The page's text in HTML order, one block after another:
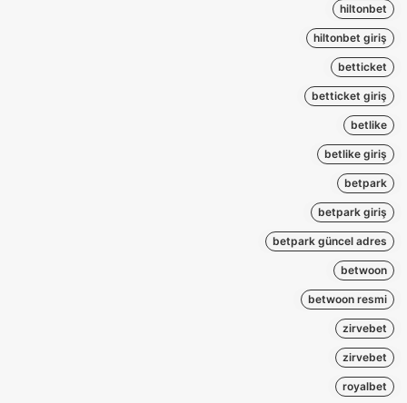
hiltonbet
hiltonbet giriş
betticket
betticket giriş
betlike
betlike giriş
betpark
betpark giriş
betpark güncel adres
betwoon
betwoon resmi
zirvebet
zirvebet
royalbet